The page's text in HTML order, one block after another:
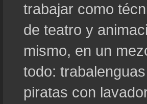
trabajar como
de teatro y
mismo, en un
todo:
piratas con